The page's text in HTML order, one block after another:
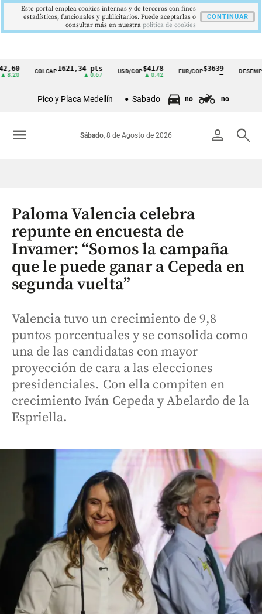
Cintillo
Colombia
COLCAP1621,34 pts
▲ 0.67
USD/COP$4178
▲ 0.42
EUR/COP$3639 DESEMPLEO
▼
Pico y Placa Medellín Sabado no no
person search
Sábado, 8 de Agosto de 2026
menu
Paloma Valencia celebra
repunte en encuesta de
Invamer: “Somos la campaña
que le puede ganar a Cepeda en
segunda vuelta”
Valencia tuvo un crecimiento de 9,8
puntos porcentuales y se consolida como
una de las candidatas con mayor
proyección de cara a las elecciones
presidenciales. Con ella compiten en
crecimiento Iván Cepeda y Abelardo de la
Espriella.
Este portal emplea cookies internas y de terceros con fines
estadísticos, funcionales y publicitarios. Puede aceptarlas o
consultar más en nuestra politica de cookies
CONTINUAR